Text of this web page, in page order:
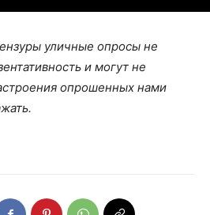
уличные опросы не
и могут не
опрошенных нами